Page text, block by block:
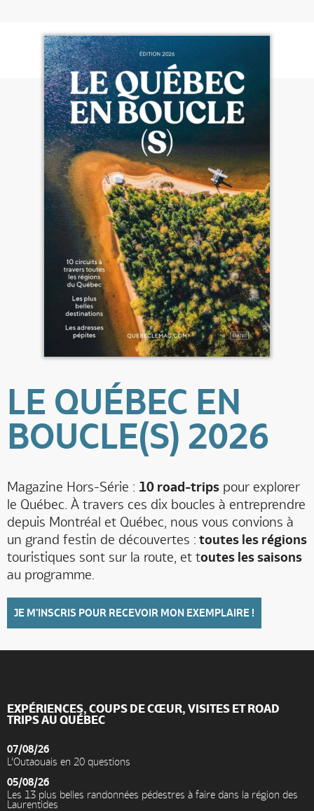
LE QUÉBEC EN
BOUCLE(S) 2026
Magazine Hors-Série : 10 road-trips pour explorer
le Québec. À travers ces dix boucles à entreprendre
depuis Montréal et Québec, nous vous convions à
un grand festin de découvertes : toutes les régions
touristiques sont sur la route, et toutes les saisons
au programme.
JE M'INSCRIS POUR RECEVOIR MON EXEMPLAIRE !
EXPÉRIENCES, COUPS DE CŒUR, VISITES ET ROAD
TRIPS AU QUÉBEC
07/08/26
L’Outaouais en 20 questions
05/08/26
Les 13 plus belles randonnées pédestres à faire dans la région des
Laurentides